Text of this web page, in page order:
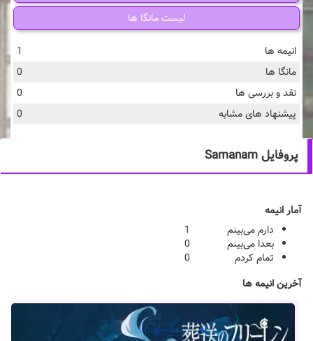
لیست مانگا ها
انیمه ها
1
مانگا ها
0
نقد و بررسی ها
0
پیشنهاد های مشابه
0
پروفایل Samanam
آمار انیمه
دارم می‌بینم
1
بعدا می‌بینم
0
تمام کردم
0
آخرین انیمه ها